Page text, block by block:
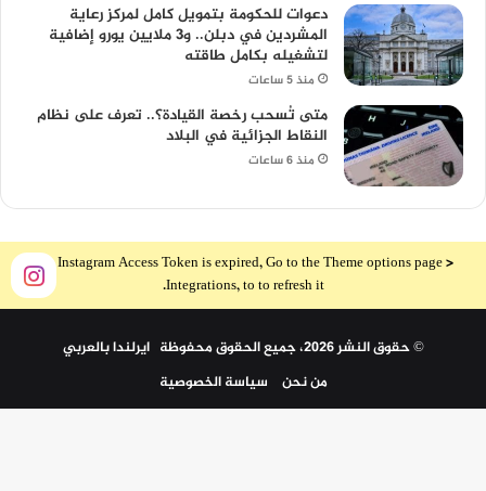
دعوات للحكومة بتمويل كامل لمركز رعاية
المشردين في دبلن.. و3 ملايين يورو إضافية
لتشغيله بكامل طاقته
منذ 5 ساعات
متى تُسحب رخصة القيادة؟.. تعرف على نظام
النقاط الجزائية في البلاد
منذ 6 ساعات
The Instagram Access Token is expired, Go to the Theme options page >
Integrations, to to refresh it.
© حقوق النشر 2026، جميع الحقوق محفوظة ايرلندا بالعربي
من نحن
سياسة الخصوصية